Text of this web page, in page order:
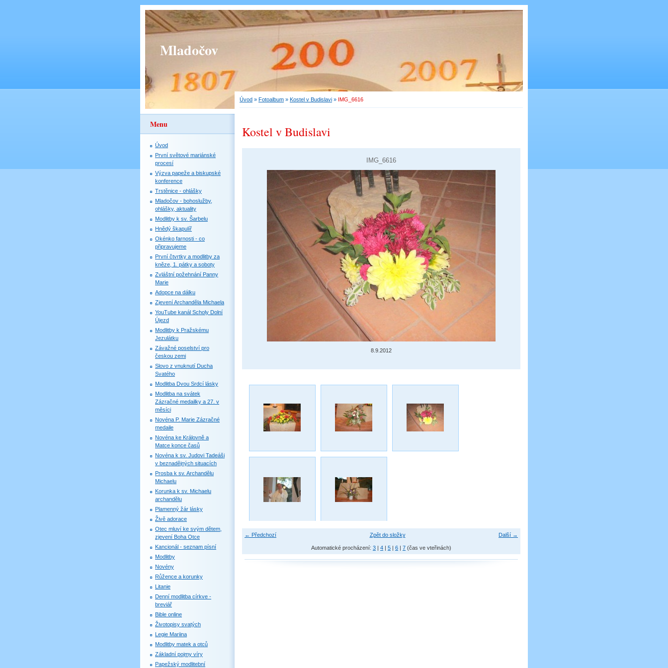
Mladočov
Úvod » Fotoalbum » Kostel v Budislavi » IMG_6616
Kostel v Budislavi
IMG_6616
8.9.2012
← Předchozí Další →
Zpět do složky
Automatické procházení: 3 | 4 | 5 | 6 | 7 (čas ve vteřinách)
Menu
Úvod
První světové mariánské
procesí
Výzva papeže a biskupské
konference
Trstěnice - ohlášky
Mladočov - bohoslužby,
ohlášky, aktuality
Modlitby k sv. Šarbelu
Hnědý škapulíř
Okénko farnosti - co
připravujeme
První čtvrtky a modlitby za
kněze, 1. pátky a soboty
Zvláštní požehnání Panny
Marie
Adopce na dálku
Zjevení Archanděla Michaela
YouTube kanál Scholy Dolní
Újezd
Modlitby k Pražskému
Jezulátku
Závažné poselství pro
českou zemi
Slovo z vnuknutí Ducha
Svatého
Modlitba Dvou Srdcí lásky
Modlitba na svátek
Zázračné medailky a 27. v
měsíci
Novéna P. Marie Zázračné
medaile
Novéna ke Královně a
Matce konce časů
Novéna k sv. Judovi Tadeáši
v beznadějných situacích
Prosba k sv. Archandělu
Michaelu
Korunka k sv. Michaelu
archandělu
Plamenný žár lásky
Živě adorace
Otec mluví ke svým dětem,
zjevení Boha Otce
Kancionál - seznam písní
Modlitby
Novény
Růžence a korunky
Litanie
Denní modlitba církve -
breviář
Bible online
Životopisy svatých
Legie Mariina
Modlitby matek a otců
Základní pojmy víry
Papežský modlitební